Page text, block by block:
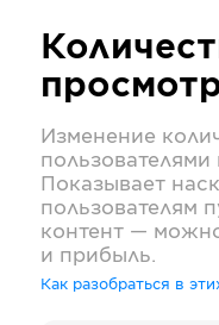
Изменение
пользователями
Показывает
пользователям
контент —
и прибыль.
Как разобраться в